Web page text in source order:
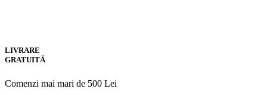
LIVRARE
GRATUITĂ
Comenzi mai mari de 500 Lei